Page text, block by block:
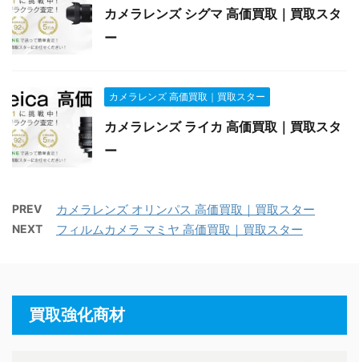
カメラレンズ シグマ 高価買取｜買取スタ
ー
カメラレンズ 高価買取｜買取スター
カメラレンズ ライカ 高価買取｜買取スタ
ー
PREV カメラレンズ オリンパス 高価買取｜買取スター
NEXT フィルムカメラ マミヤ 高価買取｜買取スター
買取強化商材